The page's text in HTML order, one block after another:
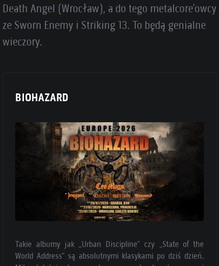
Death Angel (Wrocław), a do tego metalcore’owcy
ze Sworn Enemy i Striking 13. To będą genialne
wieczory.
BIOHAZARD
Takie albumy jak „Urban Discipline” czy „State of the
World Address” są absolutnymi klasykami po dziś dzień.